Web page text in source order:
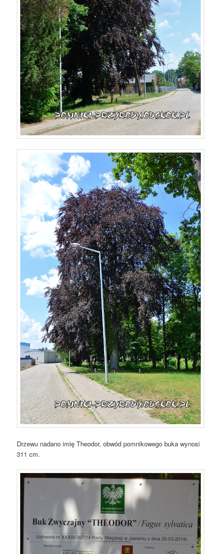
Drzewu nadano imię Theodor, obwód pomnikowego buka wynosi
311 cm.